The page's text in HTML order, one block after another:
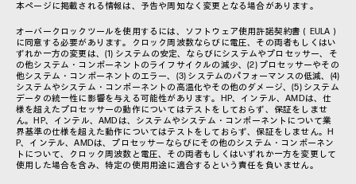
本ページに掲載される情報は、予告や周知なく変更となる場合があります。
オーバークロックツールを使用するには、ソフトウェア使用許諾契約書（EULA）
に同意する必要があります。クロック周波数ならびに電圧、その両者もしくはい
ずれか一方の変更は、(1) システムの安定、ならびにシステムやプロセッサー、そ
の他システム・コンポーネントのライフサイクルの減少、(2) プロセッサーやその
他システム・コンポーネントのエラー、(3) システムのパフォーマンスの低減、(4)
システムやシステム・コンポーネントの高温化やその他のダメージ、(5) システム
データの統一性に影響を与える可能性があります。HP、インテル、AMDは、仕
様を超えたプロセッサーの動作についてはテストをしておらず、保証をしませ
ん。HP、インテル、AMDは、システムやシステム・コンポーネントについて業
界基準の仕様を超えた動作についてはテストをしておらず、保証をしません。H
P、インテル、AMDは、プロセッサーならびにその他のシステム・コンポーネン
トについて、クロック周波数と電圧、その両者もしくはいずれか一方を変更して
使用した場合を含み、特定の使用用途に適合するという責任を負いません。